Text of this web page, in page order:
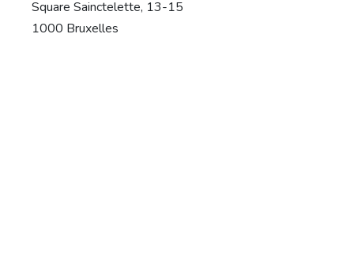
Square Sainctelette, 13-15
1000 Bruxelles